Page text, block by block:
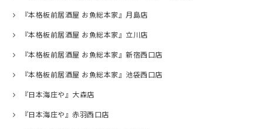
『本格板前居酒屋 お魚総本家』月島店
『本格板前居酒屋 お魚総本家』立川店
『本格板前居酒屋 お魚総本家』新宿西口店
『本格板前居酒屋 お魚総本家』池袋西口店
『日本海庄や』大森店
『日本海庄や』赤羽西口店